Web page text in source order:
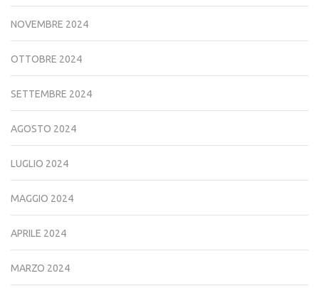
NOVEMBRE 2024
OTTOBRE 2024
SETTEMBRE 2024
AGOSTO 2024
LUGLIO 2024
MAGGIO 2024
APRILE 2024
MARZO 2024